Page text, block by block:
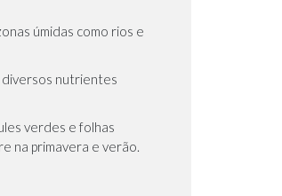
úmidas como rios e
diversos nutrientes
verdes e folhas
na primavera e verão.